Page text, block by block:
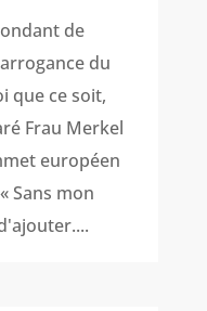
de
du
que ce soit,
Frau Merkel
européen
Sans mon